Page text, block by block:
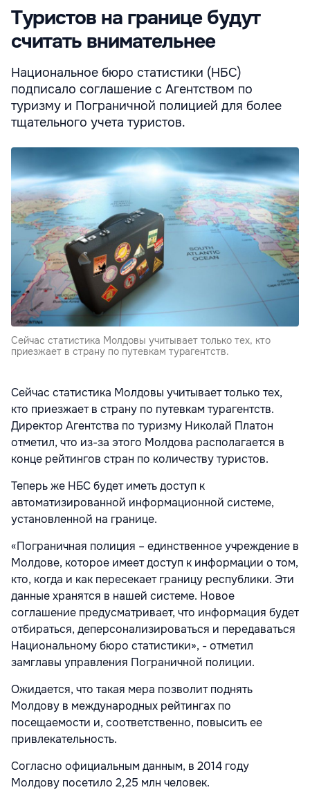
Туристов на границе будут
считать внимательнее
Национальное бюро статистики (НБС)
подписало соглашение с Агентством по
туризму и Пограничной полицией для более
тщательного учета туристов.
Сейчас статистика Молдовы учитывает только тех, кто
приезжает в страну по путевкам турагентств.
Сейчас статистика Молдовы учитывает только тех,
кто приезжает в страну по путевкам турагентств.
Директор Агентства по туризму Николай Платон
отметил, что из-за этого Молдова располагается в
конце рейтингов стран по количеству туристов.
Теперь же НБС будет иметь доступ к
автоматизированной информационной системе,
установленной на границе.
«Пограничная полиция – единственное учреждение в
Молдове, которое имеет доступ к информации о том,
кто, когда и как пересекает границу республики. Эти
данные хранятся в нашей системе. Новое
соглашение предусматривает, что информация будет
отбираться, деперсонализироваться и передаваться
Национальному бюро статистики», - отметил
замглавы управления Пограничной полиции.
Ожидается, что такая мера позволит поднять
Молдову в международных рейтингах по
посещаемости и, соответственно, повысить ее
привлекательность.
Согласно официальным данным, в 2014 году
Молдову посетило 2,25 млн человек.